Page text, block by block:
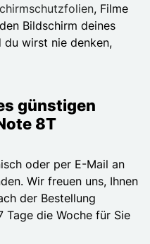
, Filme
Bildschirm deines
du wirst nie denken,
günstigen
8T
oder per E-Mail an
Wir freuen uns, Ihnen
der Bestellung
Tage die Woche für Sie